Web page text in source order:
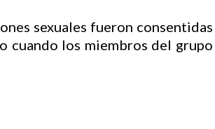
sexuales fueron consentidas
cuando los miembros del grupo